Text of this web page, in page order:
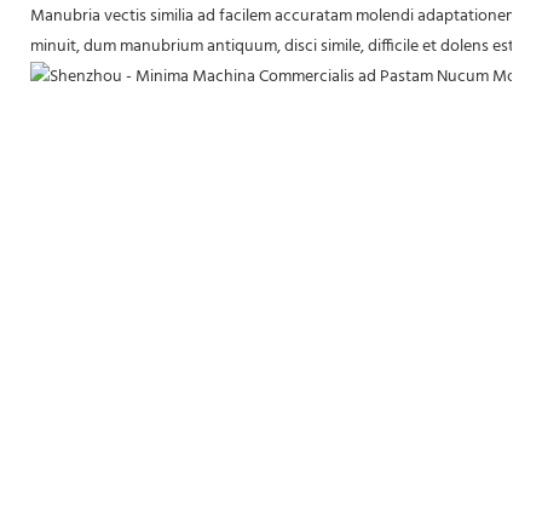
Manubria vectis similia ad facilem accuratam molendi adaptationem
minuit, dum manubrium antiquum, disci simile, difficile et dolens est.